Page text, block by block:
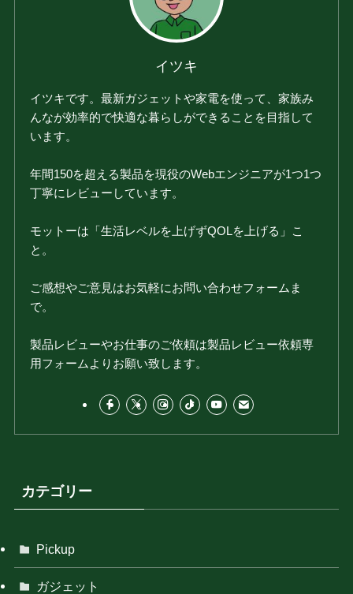
イツキ
イツキです。最新ガジェットや家電を使って、家族み
んなが効率的で快適な暮らしができることを目指して
います。
年間150を超える製品を現役のWebエンジニアが1つ1つ
丁寧にレビューしています。
モットーは「生活レベルを上げずQOLを上げる」こ
と。
ご感想やご意見はお気軽にお問い合わせフォームま
で。
製品レビューやお仕事のご依頼は製品レビュー依頼専
用フォームよりお願い致します。
カテゴリー
Pickup
ガジェット